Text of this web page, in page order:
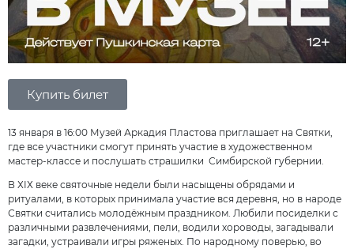
Купить билет
13 января в 16:00 Музей Аркадия Пластова приглашает на Святки,
где все участники смогут принять участие в художественном
мастер-классе и послушать страшилки Симбирской губернии.
В ХIХ веке святочные недели были насыщены обрядами и
ритуалами, в которых принимала участие вся деревня, но в народе
Святки считались молодёжным праздником. Любили посиделки с
различными развлечениями, пели, водили хороводы, загадывали
загадки, устраивали игры ряженых. По народному поверью, во